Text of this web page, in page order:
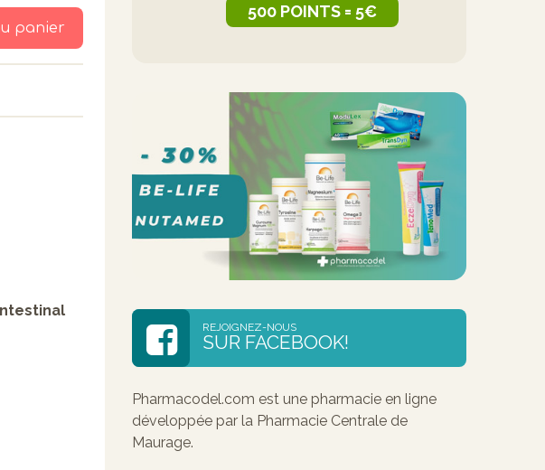
panier
500 POINTS = 5€
REJOIGNEZ-NOUS
SUR FACEBOOK!
Pharmacodel.com est une pharmacie en ligne
développée par la Pharmacie Centrale de
Maurage.